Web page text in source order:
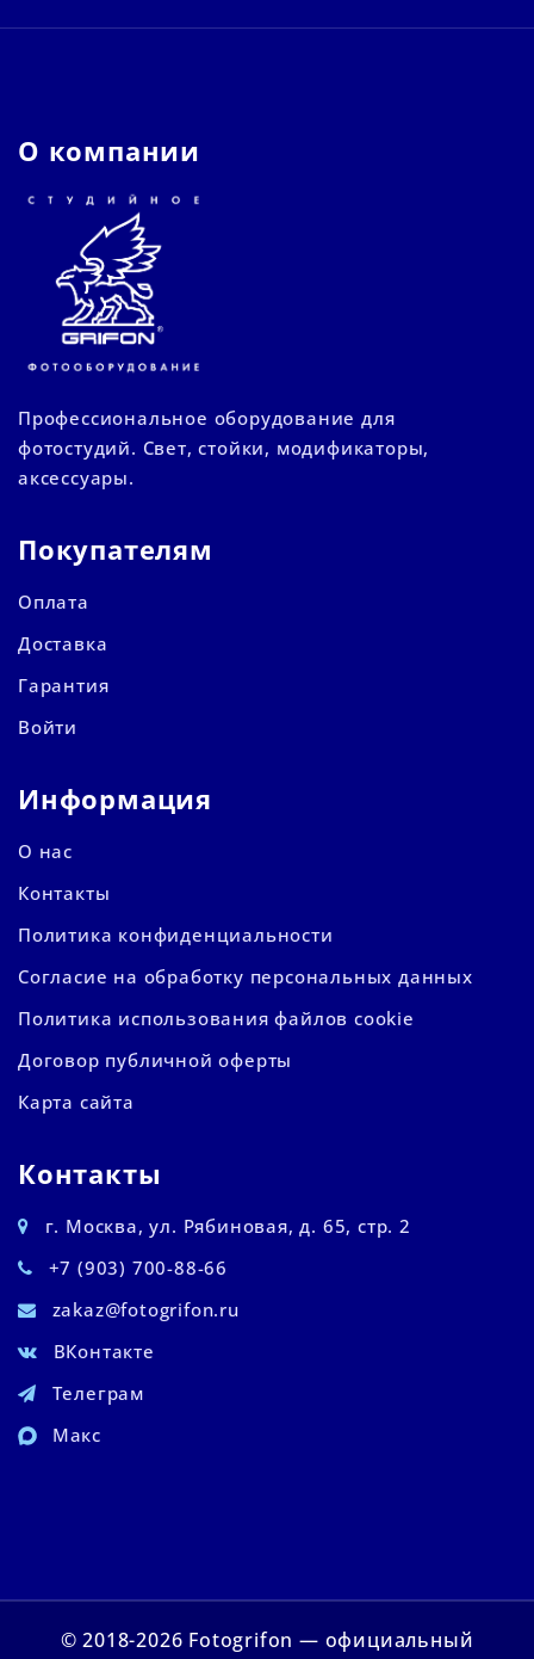
О компании
Профессиональное оборудование для
фотостудий. Свет, стойки, модификаторы,
аксессуары.
Покупателям
Оплата
Доставка
Гарантия
Войти
Информация
О нас
Контакты
Политика конфиденциальности
Согласие на обработку персональных данных
Политика использования файлов cookie
Договор публичной оферты
Карта сайта
Контакты
г. Москва, ул. Рябиновая, д. 65, стр. 2
+7 (903) 700-88-66
zakaz@fotogrifon.ru
ВКонтакте
Телеграм
Макс
© 2018-2026 Fotogrifon — официальный